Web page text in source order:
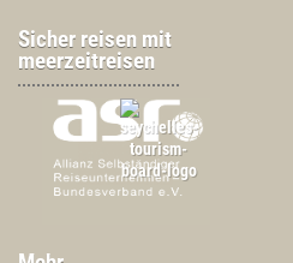
Sicher reisen mit
meerzeitreisen